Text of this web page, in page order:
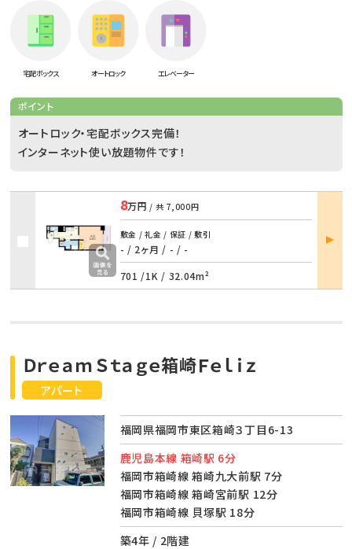
宅配ボックス オートロック エレベーター
ポイント
オートロック・宅配ボックス完備！
インターネット使い放題物件です！
8万円 / 共 7,000円
敷金 / 礼金 / 保証 / 敷引
- / 2ヶ月 / - / -
701 /1K / 32.04m²
部屋
詳細
アパート
ＤｒｅａｍＳｔａｇｅ箱崎Ｆｅｌｉｚ
福岡県福岡市東区箱崎３丁目6-13
鹿児島本線 箱崎駅 6分
福岡市箱崎線 箱崎九大前駅 7分
福岡市箱崎線 箱崎宮前駅 12分
福岡市箱崎線 貝塚駅 18分
築4年 / 2階建